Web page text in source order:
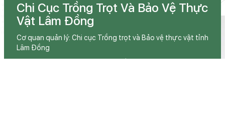
Chi Cục Trồng Trọt Và Bảo Vệ Thực
Vật Lâm Đồng
Cơ quan quản lý: Chi cục Trồng trọt và Bảo vệ thực vật tỉnh
Lâm Đồng